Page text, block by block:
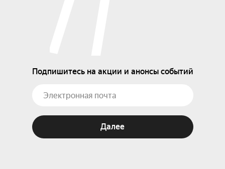
Подпишитесь на акции и анонсы событий
Далее